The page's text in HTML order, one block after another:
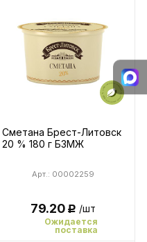
Сметана Брест-Литовск
20 % 180 г БЗМЖ
Арт.: 00002259
79.20Р /шт
Ожидается
поставка